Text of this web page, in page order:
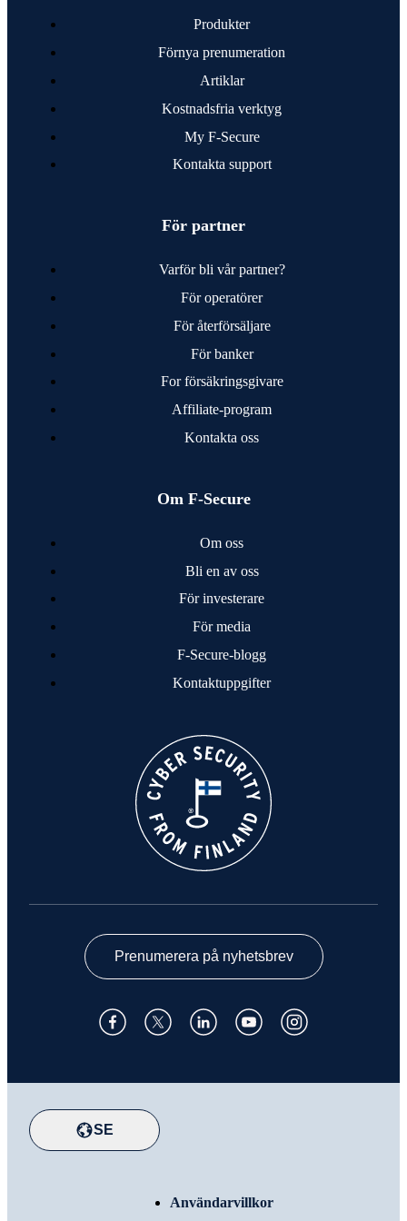
Produkter
Förnya pre­numeration
Artiklar
Kostnads­fria verktyg
My F‑Secure
Kontakta support
För partner
Varför bli vår partner?
För operatörer
För åter­försäljare
För banker
For försäkringsgivare
Affiliate-program
Kontakta oss
Om F‑Secure
Om oss
Bli en av oss
För investerare
För media
F‑Secure-blogg
Kontakt­uppgifter
Prenumerera på nyhetsbrev
SE
Användarvillkor